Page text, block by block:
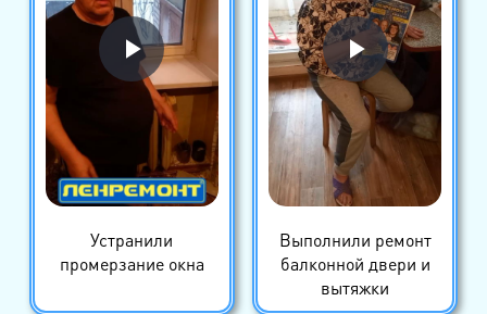
Устранили
промерзание окна
Выполнили ремонт
балконной двери и
вытяжки